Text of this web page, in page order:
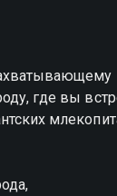
где вы